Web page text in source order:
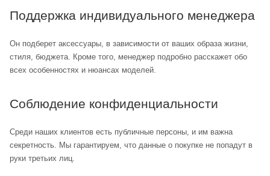
Поддержка индивидуального менеджера
Он подберет аксессуары, в зависимости от ваших образа жизни,
стиля, бюджета. Кроме того, менеджер подробно расскажет обо
всех особенностях и нюансах моделей.
Соблюдение конфиденциальности
Среди наших клиентов есть публичные персоны, и им важна
секретность. Мы гарантируем, что данные о покупке не попадут в
руки третьих лиц.